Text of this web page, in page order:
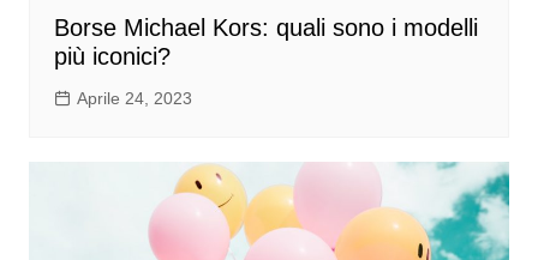
Borse Michael Kors: quali sono i modelli
più iconici?
Aprile 24, 2023